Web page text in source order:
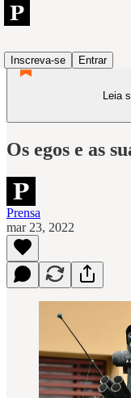
Inscreva-se
Entrar
Leia
Os egos e as
Prensa
mar 23, 2022